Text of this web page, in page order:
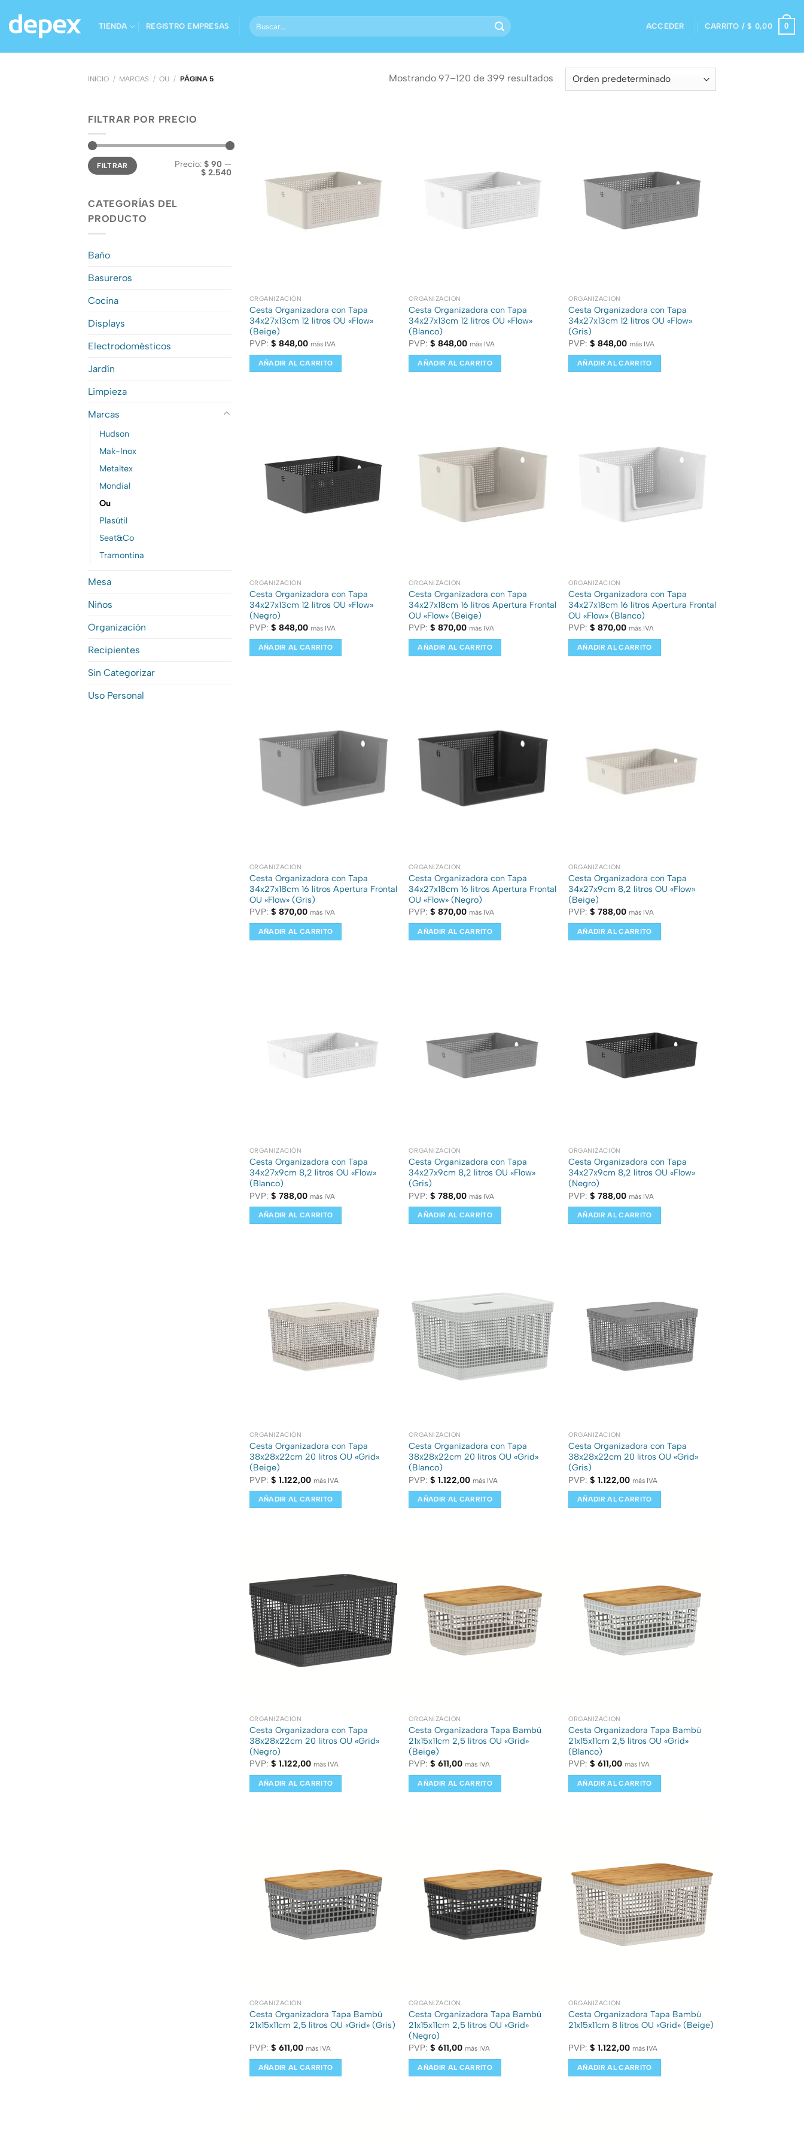
contenido
TIENDA REGISTRO EMPRESAS
Buscar
por:
ACCEDER CARRITO /$ 0,00 0
INICIO / MARCAS / OU / PÁGINA 5 Mostrando 97–120 de 399 resultados
FILTRAR POR PRECIO
Precio
mínimo
Precio
máximo
FILTRAR Precio: $ 90 —
$ 2.540
CATEGORÍAS DEL
PRODUCTO
Baño
Basureros
Cocina
Displays
Electrodomésticos
Jardín
Limpieza
Marcas
Hudson
Mak-Inox
Metaltex
Mondial
Ou
Plasútil
Seat&co
Tramontina
Mesa
Niños
Organización
Recipientes
Sin Categorizar
Uso Personal
ORGANIZACIÓN
Cesta Organizadora con Tapa
34x27x13cm 12 litros OU «Flow»
(Beige)
PVP: $ 848,00 más IVA
AÑADIR AL CARRITO
ORGANIZACIÓN
Cesta Organizadora con Tapa
34x27x13cm 12 litros OU «Flow»
(Blanco)
PVP:$ 848,00 más IVA
AÑADIR AL CARRITO
ORGANIZACIÓN
Cesta Organizadora con Tapa
34x27x13cm 12 litros OU «Flow»
(Gris)
PVP:$ 848,00 más IVA
AÑADIR AL CARRITO
ORGANIZACIÓN
Cesta Organizadora con Tapa
34x27x13cm 12 litros OU «Flow»
(Negro)
PVP: $ 848,00 más IVA
AÑADIR AL CARRITO
ORGANIZACIÓN
Cesta Organizadora con Tapa
34x27x18cm 16 litros Apertura Frontal
OU «Flow» (Beige)
PVP:$ 870,00 más IVA
AÑADIR AL CARRITO
ORGANIZACIÓN
Cesta Organizadora con Tapa
34x27x18cm 16 litros Apertura Frontal
OU «Flow» (Blanco)
PVP:$ 870,00 más IVA
AÑADIR AL CARRITO
ORGANIZACIÓN
Cesta Organizadora con Tapa
34x27x18cm 16 litros Apertura Frontal
OU «Flow» (Gris)
PVP: $ 870,00 más IVA
AÑADIR AL CARRITO
ORGANIZACIÓN
Cesta Organizadora con Tapa
34x27x18cm 16 litros Apertura Frontal
OU «Flow» (Negro)
PVP:$ 870,00 más IVA
AÑADIR AL CARRITO
ORGANIZACIÓN
Cesta Organizadora con Tapa
34x27x9cm 8,2 litros OU «Flow»
(Beige)
PVP:$ 788,00 más IVA
AÑADIR AL CARRITO
ORGANIZACIÓN
Cesta Organizadora con Tapa
34x27x9cm 8,2 litros OU «Flow»
(Blanco)
PVP: $ 788,00 más IVA
AÑADIR AL CARRITO
ORGANIZACIÓN
Cesta Organizadora con Tapa
34x27x9cm 8,2 litros OU «Flow»
(Gris)
PVP:$ 788,00 más IVA
AÑADIR AL CARRITO
ORGANIZACIÓN
Cesta Organizadora con Tapa
34x27x9cm 8,2 litros OU «Flow»
(Negro)
PVP:$ 788,00 más IVA
AÑADIR AL CARRITO
ORGANIZACIÓN
Cesta Organizadora con Tapa
38x28x22cm 20 litros OU «Grid»
(Beige)
PVP: $ 1.122,00 más IVA
AÑADIR AL CARRITO
ORGANIZACIÓN
Cesta Organizadora con Tapa
38x28x22cm 20 litros OU «Grid»
(Blanco)
PVP:$ 1.122,00 más IVA
AÑADIR AL CARRITO
ORGANIZACIÓN
Cesta Organizadora con Tapa
38x28x22cm 20 litros OU «Grid»
(Gris)
PVP:$ 1.122,00 más IVA
AÑADIR AL CARRITO
ORGANIZACIÓN
Cesta Organizadora con Tapa
38x28x22cm 20 litros OU «Grid»
(Negro)
PVP: $ 1.122,00 más IVA
AÑADIR AL CARRITO
ORGANIZACIÓN
Cesta Organizadora Tapa Bambú
21x15x11cm 2,5 litros OU «Grid»
(Beige)
PVP:$ 611,00 más IVA
AÑADIR AL CARRITO
ORGANIZACIÓN
Cesta Organizadora Tapa Bambú
21x15x11cm 2,5 litros OU «Grid»
(Blanco)
PVP:$ 611,00 más IVA
AÑADIR AL CARRITO
ORGANIZACIÓN
Cesta Organizadora Tapa Bambú
21x15x11cm 2,5 litros OU «Grid» (Gris)
PVP: $ 611,00 más IVA
AÑADIR AL CARRITO
ORGANIZACIÓN
Cesta Organizadora Tapa Bambú
21x15x11cm 2,5 litros OU «Grid»
(Negro)
PVP:$ 611,00 más IVA
AÑADIR AL CARRITO
ORGANIZACIÓN
Cesta Organizadora Tapa Bambú
21x15x11cm 8 litros OU «Grid» (Beige)
PVP:$ 1.122,00 más IVA
AÑADIR AL CARRITO